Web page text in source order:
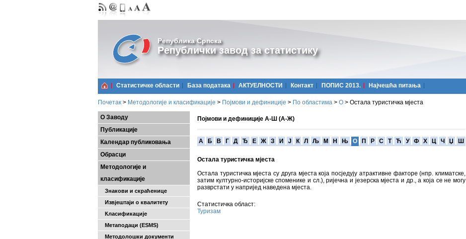
Република Српска
Републички завод за статистику
Статистичке области Базa података АКТУЕЛНОСТИ Контакт ПОПИС 2013. Најчешћa питања
Почетак > Методологије и класификације > Појмови и дефиниције > По областима > О > Остала туристичка мјеста
О Заводу
Публикације
Календар публиковања
Обрасци
Методологије и
класификације
Знакови и скраћенице
Извјештаји о квалитету
Класификације
Метаподаци (ESMS)
Методолошки документи
Појмови и дефиниције А-Ш (А-Ж)
A Б В Г Д Ђ Е Ж З И Ј К Л Љ М Н Њ О П Р С Т Ћ У Ф Х Ц Ч Џ Ш
Остала туристичка мјеста
Остала туристичка мјеста су друга мјеста која посједују атрактивне факторе (нпр. климатске,
затим културно-историјске споменике и сл.), ријечна и језерска мјеста и др., а која се не могу
разврстати у напријед наведена мјеста.
Статистичка област:
Туризам